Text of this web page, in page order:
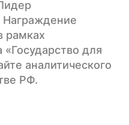
Награждение
рамках
для
аналитического
РФ.